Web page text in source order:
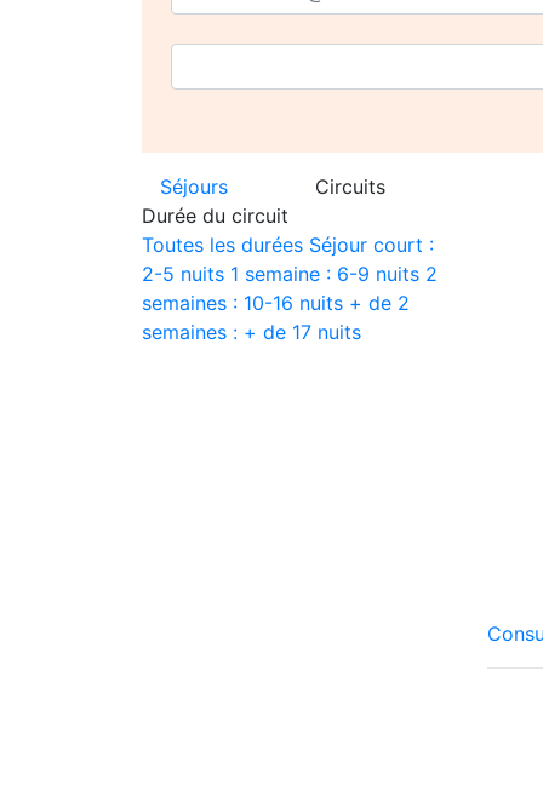
Séjours
Circuits
Durée du circuit
Toutes les durées Séjour court :
2-5 nuits 1 semaine : 6-9 nuits 2
semaines : 10-16 nuits + de 2
semaines : + de 17 nuits